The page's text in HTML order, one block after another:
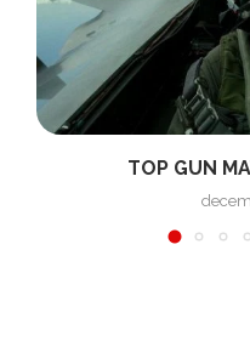
TOP GUN